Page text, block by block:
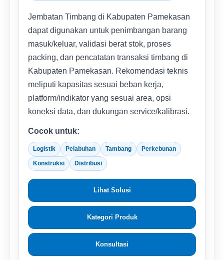
Jembatan Timbang di Kabupaten Pamekasan
dapat digunakan untuk penimbangan barang
masuk/keluar, validasi berat stok, proses
packing, dan pencatatan transaksi timbang di
Kabupaten Pamekasan. Rekomendasi teknis
meliputi kapasitas sesuai beban kerja,
platform/indikator yang sesuai area, opsi
koneksi data, dan dukungan service/kalibrasi.
Cocok untuk:
Logistik Pelabuhan Tambang Perkebunan
Konstruksi Distribusi
Lihat Solusi
Kategori Produk
Konsultasi